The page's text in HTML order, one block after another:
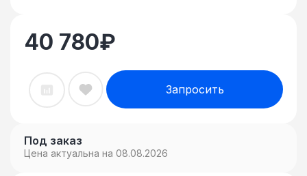
40 780₽
Запросить
Под заказ
Цена актуальна на 08.08.2026